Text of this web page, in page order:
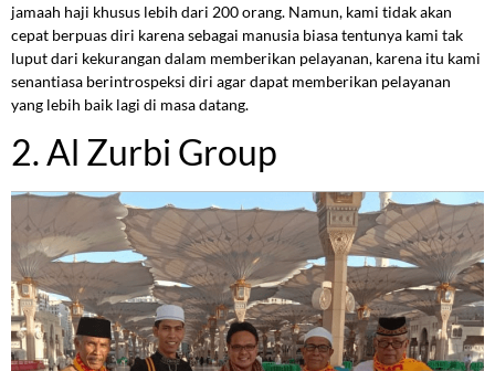
jamaah haji khusus lebih dari 200 orang. Namun, kami tidak akan
cepat berpuas diri karena sebagai manusia biasa tentunya kami tak
luput dari kekurangan dalam memberikan pelayanan, karena itu kami
senantiasa berintrospeksi diri agar dapat memberikan pelayanan
yang lebih baik lagi di masa datang.
2. Al Zurbi Group